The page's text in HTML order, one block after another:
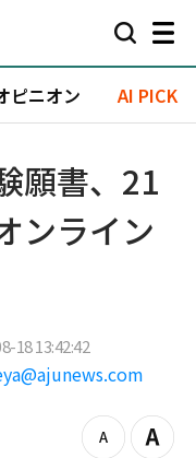
ピニオン AI PICK
願書、21
ンライン
18 13:42:42
z
Z